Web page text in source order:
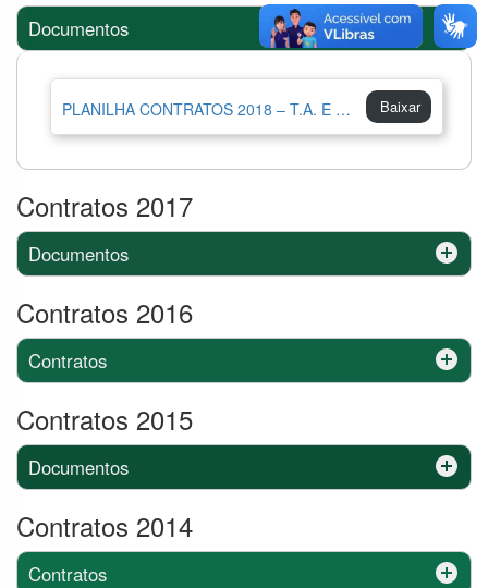
Documentos
PLANILHA CONTRATOS 2018 – T.A. E APOSTILHAMENTO Baixar
Contratos 2017
Documentos
Contratos 2016
Contratos
Contratos 2015
Documentos
Contratos 2014
Contratos